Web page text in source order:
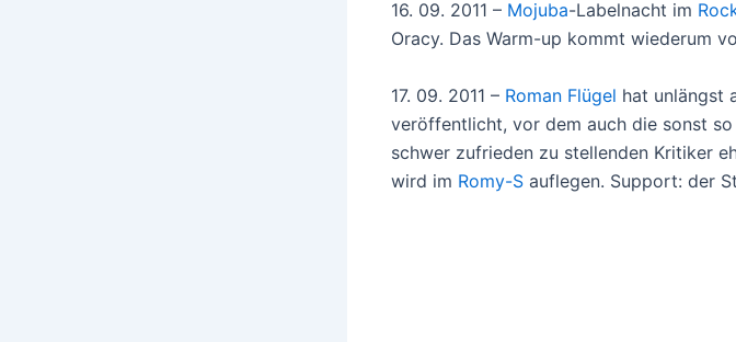
16. 09. 2011 – Mojuba-Labelnacht im
Oracy. Das Warm-up kommt wiederum
17. 09. 2011 – Roman Flügel hat unlängst
veröffentlicht, vor dem auch die sonst
schwer zufrieden zu stellenden Kritiker
wird im Romy-S auflegen. Support: der